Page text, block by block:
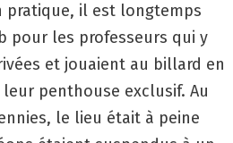
pratique, il est longtemps
pour les professeurs qui y
et jouaient au billard en
penthouse exclusif. Au
le lieu était à peine